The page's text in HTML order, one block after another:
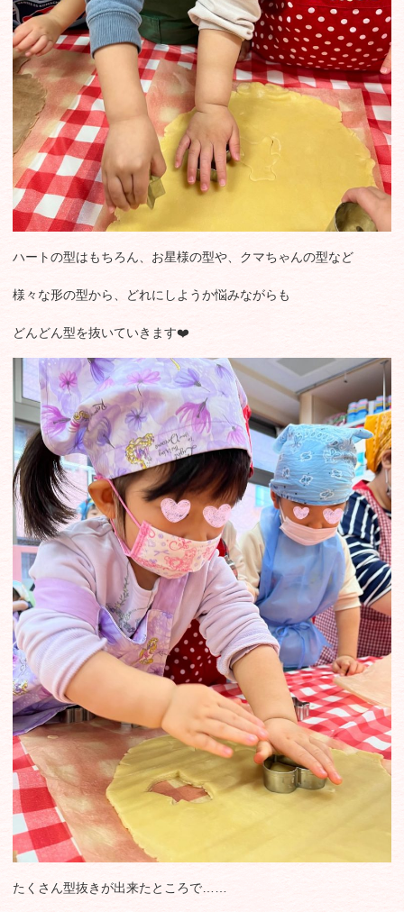
ハートの型はもちろん、お星様の型や、クマちゃんの型など
様々な形の型から、どれにしようか悩みながらも
どんどん型を抜いていきます❤️
たくさん型抜きが出来たところで……